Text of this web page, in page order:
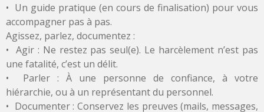
• Un guide pratique (en cours de finalisation) pour vous
accompagner pas à pas.
Agissez, parlez, documentez :
• Agir : Ne restez pas seul(e). Le harcèlement n’est pas
une fatalité, c’est un délit.
• Parler : À une personne de confiance, à votre
hiérarchie, ou à un représentant du personnel.
• Documenter : Conservez les preuves (mails, messages,